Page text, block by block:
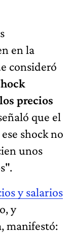
en la
consideró
precios
que el
shock no
unos
y salarios
y
manifestó: